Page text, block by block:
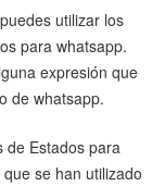
utilizar los
para whatsapp.
expresión que
de whatsapp.
de Estados para
se han utilizado